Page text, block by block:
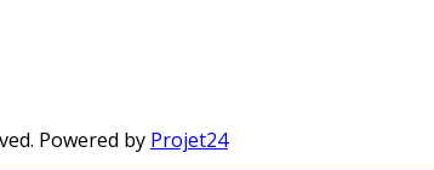
Powered by Projet24